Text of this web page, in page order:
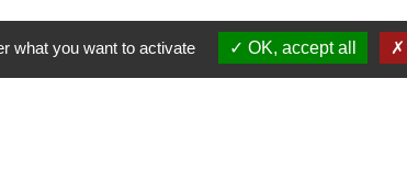
what you want to activate OK, accept all